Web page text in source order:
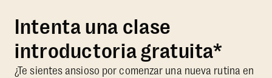
Intenta una clase
introductoria gratuita*
¿Te sientes ansioso por comenzar una nueva rutina en